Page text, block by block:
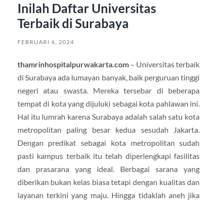
Inilah Daftar Universitas
Terbaik di Surabaya
FEBRUARI 6, 2024
thamrinhospitalpurwakarta.com– Universitas terbaik
di Surabaya ada lumayan banyak, baik perguruan tinggi
negeri atau swasta. Mereka tersebar di beberapa
tempat di kota yang dijuluki sebagai kota pahlawan ini.
Hal itu lumrah karena Surabaya adalah salah satu kota
metropolitan paling besar kedua sesudah Jakarta.
Dengan predikat sebagai kota metropolitan sudah
pasti kampus terbaik itu telah diperlengkapi fasilitas
dan prasarana yang ideal. Berbagai sarana yang
diberikan bukan kelas biasa tetapi dengan kualitas dan
layanan terkini yang maju. Hingga tidaklah aneh jika